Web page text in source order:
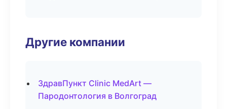
Другие компании
ЗдравПункт Clinic MedArt —
Пародонтология в Волгоград